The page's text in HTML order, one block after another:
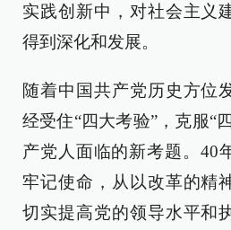
实践创新中，对社会主义
得到深化和发展。
随着中国共产党历史方位
经受住“四大考验”，克服“
产党人面临的新考题。40
牢记使命，从以改革的精
切实提高党的领导水平和